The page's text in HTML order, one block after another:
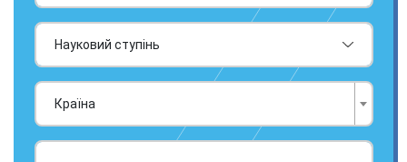
Країна